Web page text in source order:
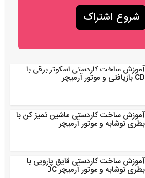
آموزش ساخت کاردستی اسکوتر برقی با
CD بازیافتی و موتور آرمیچر
آموزش ساخت کاردستی ماشین تمیز کن با
بطری نوشابه و موتور آرمیچر
آموزش ساخت کاردستی قایق پارویی با
بطری نوشابه و موتور آرمیچر DC